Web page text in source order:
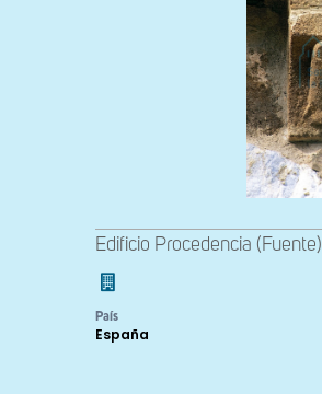
Edificio Procedencia (Fuente)
País
España